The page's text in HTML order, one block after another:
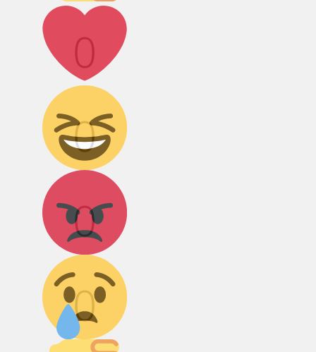
0
Лайк!
0
Дикий смех!
0
Агрессия!
0
Грусть :(